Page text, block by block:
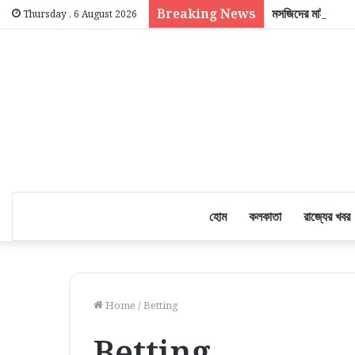
Thursday , 6 August 2026 Breaking News মসজিদের মাইক
হোম কলকাতা রাজ্যের খবর
Home /Betting